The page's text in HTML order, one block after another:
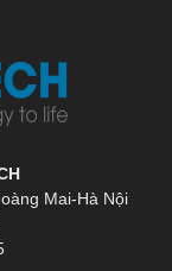
Mai-Hà Nội